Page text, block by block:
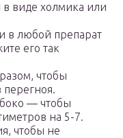
виде холмика или
в любой препарат
его так
чтобы
перегноя.
— чтобы
на 5-7.
чтобы не